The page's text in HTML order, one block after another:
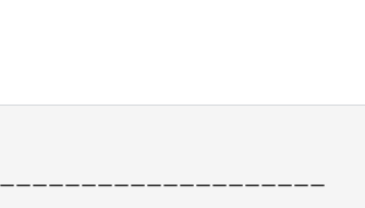
ーーーーーーーーーーーーーーーーーーー